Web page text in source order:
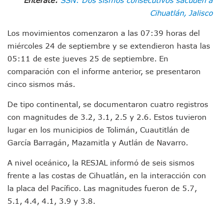
Morenistas Imparten Taller En Puerto Vallarta
CEDHJ Señala Violaciones A Derechos De Víctima De
Maleza Crece En Camellones De La Principal Avenida
Lluvias E Inundaciones No Detienen El Transporte Público
Bruno Blancas Reúne A Especialistas Para Analizar La
Entregan Aparato Auditivo A Don Juan Ramírez En Puerto
Juan Carlos Castro Realiza Asamblea Informativa En La
Viajar A Puerto Vallarta Este Verano Puede Costar Hasta
Buscan Reducir Riesgos Por Cocodrilos En Playas De
Plantean “Ley Don Juanito” Al Diputado Federal Bruno
Vecinos De La Playita Reciben A Juan Carlos Castro
Asesinan En Oaxaca Al Periodista Francisco Alejandro
Yussara Canales Pide Transparencia Sobre Nuevo
Adultos Mayores De Ixtapa Tendrán Una “Casa De Día”
Mujeres Recorren Calles De Ixtapa Para Identificar
Bruno Blancas Convoca A Mesa De Análisis Para La
Cihuatlán, Jalisco
Los movimientos comenzaron a las 07:39 horas del
miércoles 24 de septiembre y se extendieron hasta las
05:11 de este jueves 25 de septiembre. En
comparación con el informe anterior, se presentaron
cinco sismos más.
De tipo continental, se documentaron cuatro registros
con magnitudes de 3.2, 3.1, 2.5 y 2.6. Estos tuvieron
lugar en los municipios de Tolimán, Cuautitlán de
García Barragán, Mazamitla y Autlán de Navarro.
A nivel oceánico, la RESJAL informó de seis sismos
frente a las costas de Cihuatlán, en la interacción con
la placa del Pacífico. Las magnitudes fueron de 5.7,
5.1, 4.4, 4.1, 3.9 y 3.8.